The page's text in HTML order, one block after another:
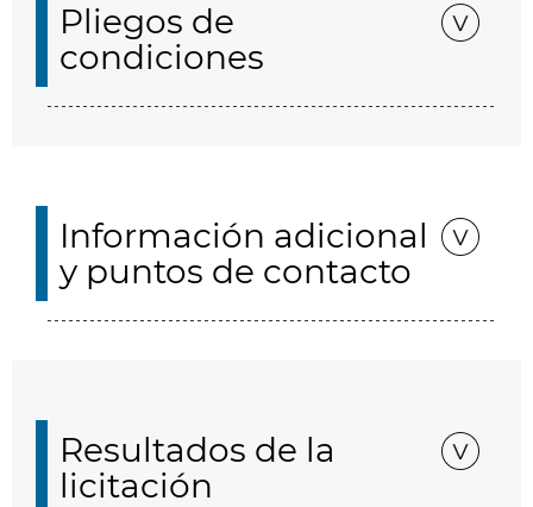
Pliegos de
condiciones
Información adicional
y puntos de contacto
Resultados de la
licitación